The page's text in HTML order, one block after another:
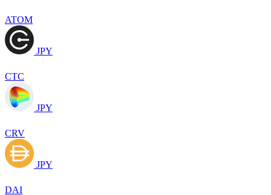
ATOM
JPY
CTC
JPY
CRV
JPY
DAI